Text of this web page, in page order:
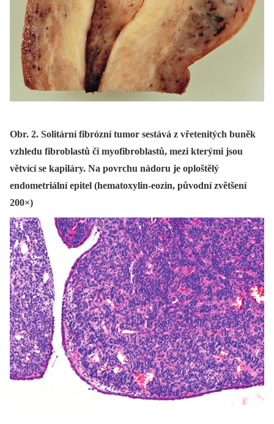
Obr. 2. Solitární fibrózní tumor sestává z vřetenitých buněk
vzhledu fibroblastů či myofibroblastů, mezi kterými jsou
větvící se kapiláry. Na povrchu nádoru je oploštělý
endometriální epitel (hematoxylin-eozin, původní zvětšení
200×)